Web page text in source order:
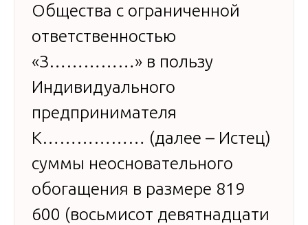
Общества с ограниченной
ответственностью
«З……………» в пользу
Индивидуального
предпринимателя
К……………… (далее – Истец)
суммы неосновательного
обогащения в размере 819
600 (восьмисот девятнадцати